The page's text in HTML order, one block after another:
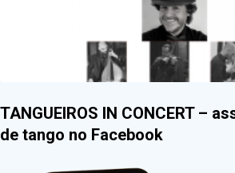
TANGUEIROS IN CONCERT –
de tango no Facebook